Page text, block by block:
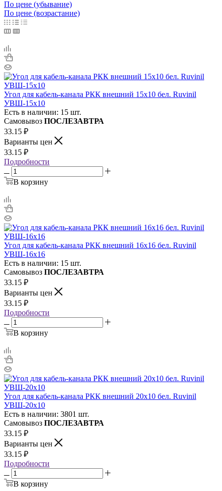
По цене (убывание)
По цене (возрастание)
Угол для кабель-канала РКК внешний 15х10 бел. Ruvinil
УВШ-15х10
Есть в наличии: 15 шт.
Самовывоз ПОСЛЕЗАВТРА
33.15 ₽
Варианты цен
33.15 ₽
Подробности
В корзину
Угол для кабель-канала РКК внешний 16х16 бел. Ruvinil
УВШ-16х16
Есть в наличии: 15 шт.
Самовывоз ПОСЛЕЗАВТРА
33.15 ₽
Варианты цен
33.15 ₽
Подробности
В корзину
Угол для кабель-канала РКК внешний 20х10 бел. Ruvinil
УВШ-20х10
Есть в наличии: 3801 шт.
Самовывоз ПОСЛЕЗАВТРА
33.15 ₽
Варианты цен
33.15 ₽
Подробности
В корзину